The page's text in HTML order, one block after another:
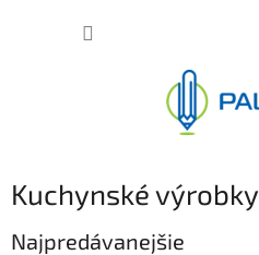
Kuchynské výrobky
Najpredávanejšie